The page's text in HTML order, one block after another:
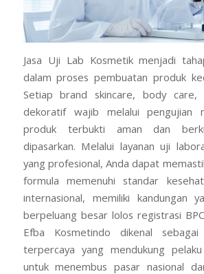
Jasa Uji Lab Kosmetik menjadi
dalam proses pembuatan produk
Setiap brand skincare, body care,
dekoratif wajib melalui pengujian
produk terbukti aman dan
dipasarkan. Melalui layanan uji
yang profesional, Anda dapat
formula memenuhi standar
internasional, memiliki kandungan
berpeluang besar lolos registrasi
Efba Kosmetindo dikenal
terpercaya yang mendukung
untuk menembus pasar nasional